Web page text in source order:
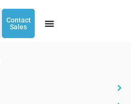
Contact
Sales